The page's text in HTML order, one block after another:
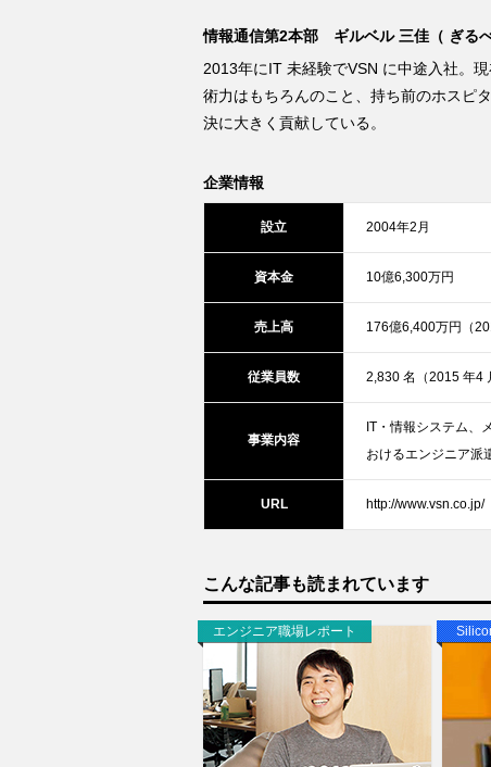
情報通信第2本部 ギルベル 三佳（ ぎる
2013年にIT 未経験でVSN に中途入社。
術力はもちろんのこと、持ち前のホスピ
決に大きく貢献している。
企業情報
設立 2004年2月
資本金 10億6,300万円
売上高 176億6,400万円（
従業員数 2,830 名（2015 年4
事業内容
IT・情報システム、
おけるエンジニア派
URL http://www.vsn.co.jp/
こんな記事も読まれています
エンジニア職場レポート